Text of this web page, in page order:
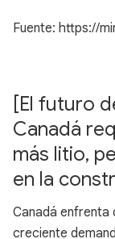
Fuente: https://
[El futuro
Canadá
más litio,
en la
Canadá
creciente